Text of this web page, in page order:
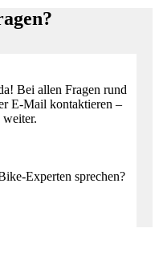
Bei allen Fragen rund
E-Mail kontaktieren –
Experten sprechen?